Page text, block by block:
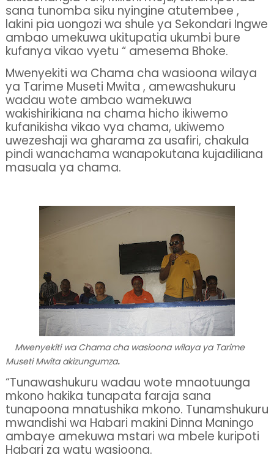
sana tunomba siku nyingine atutembee ,
lakini pia uongozi wa shule ya Sekondari Ingwe
ambao umekuwa ukitupatia ukumbi bure
kufanya vikao vyetu “ amesema Bhoke.
Mwenyekiti wa Chama cha wasioona wilaya
ya Tarime Museti Mwita , amewashukuru
wadau wote ambao wamekuwa
wakishirikiana na chama hicho ikiwemo
kufanikisha vikao vya chama, ukiwemo
uwezeshaji wa gharama za usafiri, chakula
pindi wanachama wanapokutana kujadiliana
masuala ya chama.
Mwenyekiti wa Chama cha wasioona wilaya ya Tarime
Museti Mwita akizungumza.
“Tunawashukuru wadau wote mnaotuunga
mkono hakika tunapata faraja sana
tunapoona mnatushika mkono. Tunamshukuru
mwandishi wa Habari makini Dinna Maningo
ambaye amekuwa mstari wa mbele kuripoti
Habari za watu wasioona.